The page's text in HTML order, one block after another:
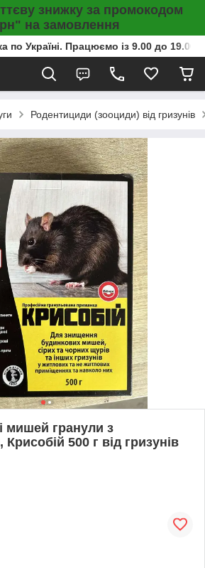
знижку за промокодом
на замовлення
по Україні. Працюємо із 9.00 до
Родентициди (зооциди) від гризунів
мишей гранули з
500 г від гризунів